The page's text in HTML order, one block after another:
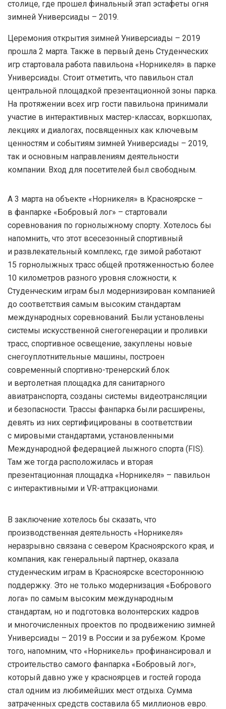
столице, где прошел финальный этап эстафеты огня
зимней Универсиады – 2019.
Церемония открытия зимней Универсиады – 2019
прошла 2 марта. Также в первый день Студенческих
игр стартовала работа павильона «Норникеля» в парке
Универсиады. Стоит отметить, что павильон стал
центральной площадкой презентационной зоны парка.
На протяжении всех игр гости павильона принимали
участие в интерактивных мастер-классах, воркшопах,
лекциях и диалогах, посвященных как ключевым
ценностям и событиям зимней Универсиады – 2019,
так и основным направлениям деятельности
компании. Вход для посетителей был свободным.
А 3 марта на объекте «Норникеля» в Красноярске –
в фанпарке «Бобровый лог» – стартовали
соревнования по горнолыжному спорту. Хотелось бы
напомнить, что этот всесезонный спортивный
и развлекательный комплекс, где зимой работают
15 горнолыжных трасс общей протяженностью более
10 километров разного уровня сложности, к
Студенческим играм был модернизирован компанией
до соответствия самым высоким стандартам
международных соревнований. Были установлены
системы искусственной снегогенерации и проливки
трасс, спортивное освещение, закуплены новые
снегоуплотнительные машины, построен
современный спортивно-тренерский блок
и вертолетная площадка для санитарного
авиатранспорта, созданы системы видеотрансляции
и безопасности. Трассы фанпарка были расширены,
девять из них сертифицированы в соответствии
с мировыми стандартами, установленными
Международной федерацией лыжного спорта (FIS).
Там же тогда расположилась и вторая
презентационная площадка «Норникеля» – павильон
с интерактивными и VR-аттракционами.
В заключение хотелось бы сказать, что
производственная деятельность «Норникеля»
неразрывно связана с севером Красноярского края, и
компания, как генеральный партнер, оказала
студенческим играм в Красноярске всестороннюю
поддержку. Это не только модернизация «Бобрового
лога» по самым высоким международным
стандартам, но и подготовка волонтерских кадров
и многочисленных проектов по продвижению зимней
Универсиады – 2019 в России и за рубежом. Кроме
того, напомним, что «Норникель» профинансировал и
строительство самого фанпарка «Бобровый лог»,
который давно уже у красноярцев и гостей города
стал одним из любимейших мест отдыха. Сумма
затраченных средств составила 65 миллионов евро.